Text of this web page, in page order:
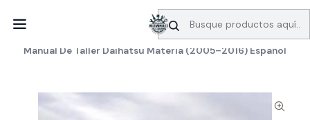
SERVICIO DE BÚSQUEDA DE INFORMACIÓN AUTOMOTRIZ
Manuales de taller Daihatsu
Manual De Taller Daihatsu Materia (2005–2016) Español